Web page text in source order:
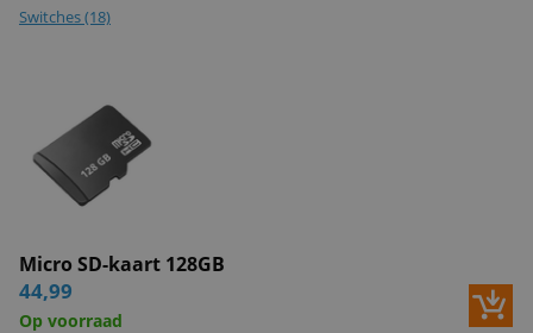
Alle specificaties
Switches(18)
Micro SD-kaart 128GB
44,99
Op voorraad